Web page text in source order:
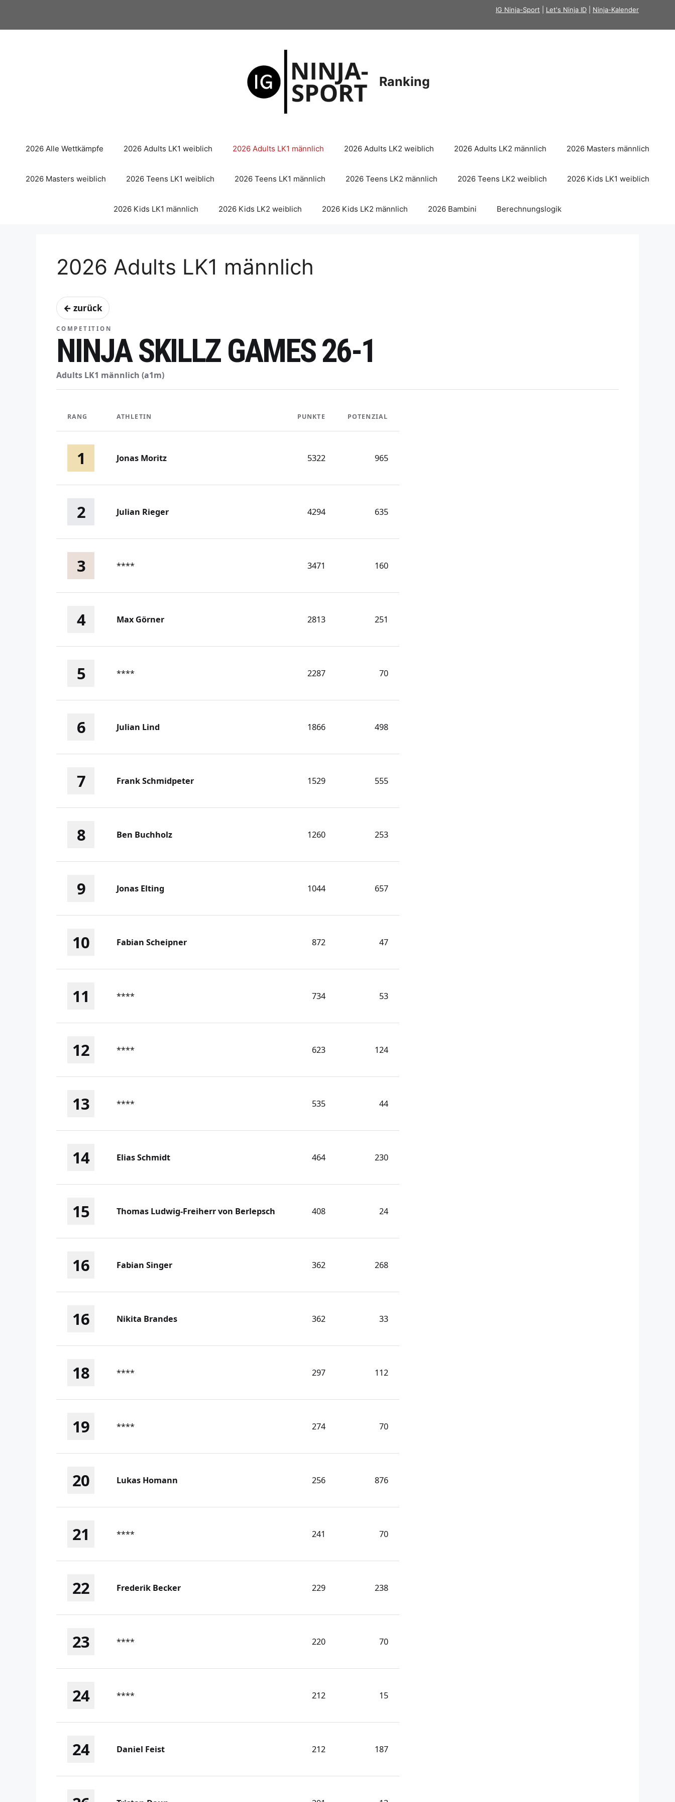
springen
IG Ninja-Sport Let's Ninja ID Ninja-Kalender
Ranking
2026 Alle Wettkämpfe 2026 Adults LK1 weiblich 2026 Adults LK1 männlich 2026 Adults LK2 weiblich 2026 Adults LK2 männlich 2026 Masters männlich
2026 Masters weiblich 2026 Teens LK1 weiblich 2026 Teens LK1 männlich 2026 Teens LK2 männlich 2026 Teens LK2 weiblich 2026 Kids LK1 weiblich
2026 Kids LK1 männlich 2026 Kids LK2 weiblich 2026 Kids LK2 männlich 2026 Bambini Berechnungslogik
2026 Adults LK1 männlich
← zurück
COMPETITION
NINJA SKILLZ GAMES 26-1
Adults LK1 männlich (a1m)
RANG ATHLETIN PUNKTE POTENZIAL
1 Jonas Moritz 5322 965
2 Julian Rieger 4294 635
3 **** 3471 160
4 Max Görner 2813 251
5 **** 2287 70
6 Julian Lind 1866 498
7 Frank Schmidpeter 1529 555
8 Ben Buchholz 1260 253
9 Jonas Elting 1044 657
10 Fabian Scheipner 872 47
11 **** 734 53
12 **** 623 124
13 **** 535 44
14 Elias Schmidt 464 230
15 Thomas Ludwig-Freiherr von Berlepsch 408 24
16 Fabian Singer 362 268
16 Nikita Brandes 362 33
18 **** 297 112
19 **** 274 70
20 Lukas Homann 256 876
21 **** 241 70
22 Frederik Becker 229 238
23 **** 220 70
24 **** 212 15
24 Daniel Feist 212 187